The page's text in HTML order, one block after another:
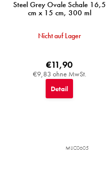
Steel Grey Ovale Schale 16,5
cm x 15 cm, 300 ml
Nicht auf Lager
€9,83 ohne MwSt.
€11,90
Detail
MIJC0605